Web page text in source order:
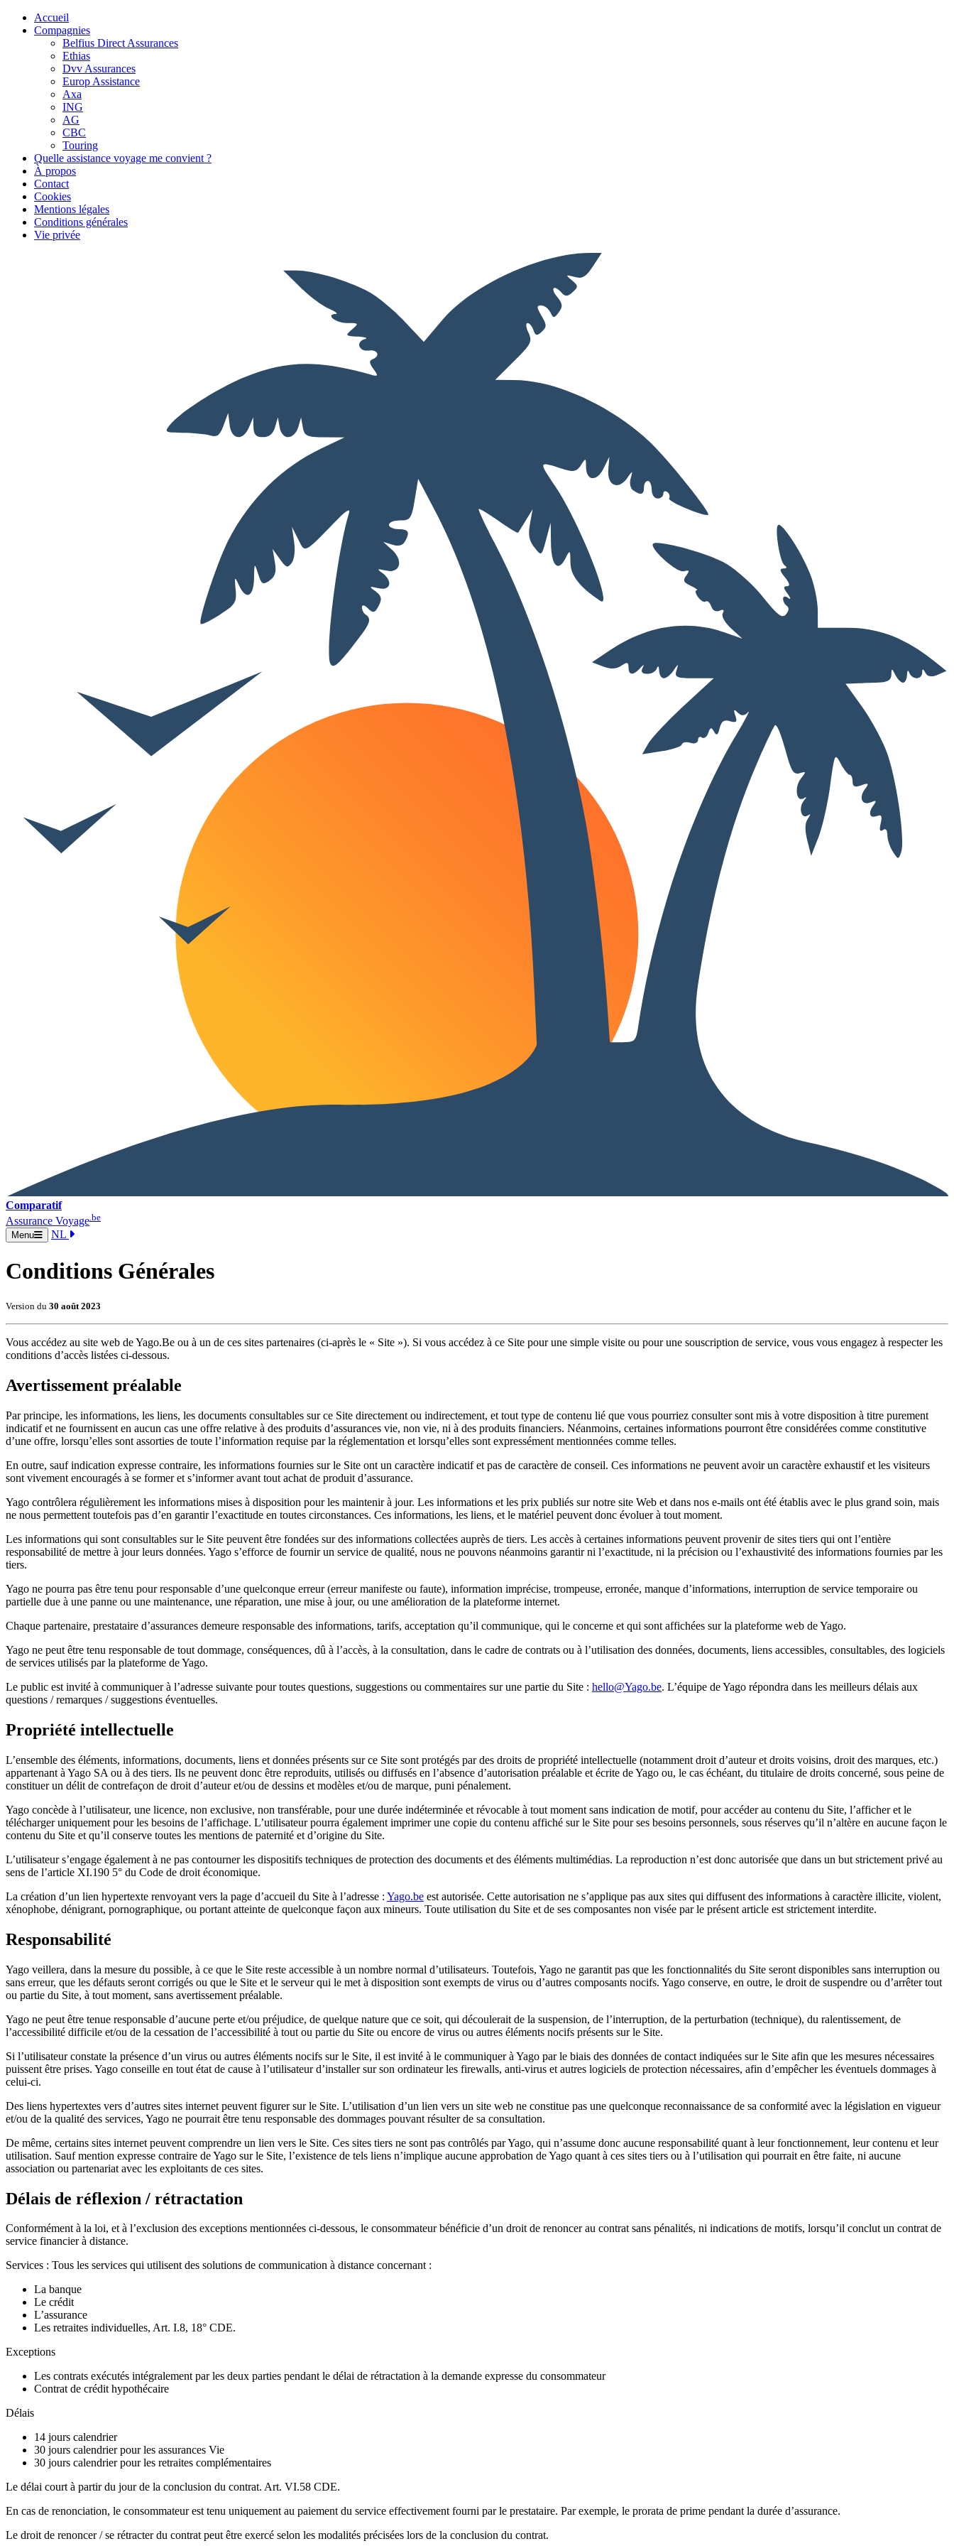
Accueil
Compagnies
Belfius Direct Assurances
Ethias
Dvv Assurances
Europ Assistance
Axa
ING
AG
CBC
Touring
Quelle assistance voyage me convient ?
À propos
Contact
Cookies
Mentions légales
Conditions générales
Vie privée
Comparatif
Assurance Voyage.be
Menu
NL
Conditions Générales
Version du 30 août 2023
Vous accédez au site web de Yago.Be ou à un de ces sites partenaires (ci-après le « Site »). Si vous accédez à ce Site pour une simple visite ou pour une souscription de service, vous vous engagez à respecter les
conditions d’accès listées ci-dessous.
Avertissement préalable
Par principe, les informations, les liens, les documents consultables sur ce Site directement ou indirectement, et tout type de contenu lié que vous pourriez consulter sont mis à votre disposition à titre purement
indicatif et ne fournissent en aucun cas une offre relative à des produits d’assurances vie, non vie, ni à des produits financiers. Néanmoins, certaines informations pourront être considérées comme constitutive
d’une offre, lorsqu’elles sont assorties de toute l’information requise par la réglementation et lorsqu’elles sont expressément mentionnées comme telles.
En outre, sauf indication expresse contraire, les informations fournies sur le Site ont un caractère indicatif et pas de caractère de conseil. Ces informations ne peuvent avoir un caractère exhaustif et les visiteurs
sont vivement encouragés à se former et s’informer avant tout achat de produit d’assurance.
Yago contrôlera régulièrement les informations mises à disposition pour les maintenir à jour. Les informations et les prix publiés sur notre site Web et dans nos e-mails ont été établis avec le plus grand soin, mais
ne nous permettent toutefois pas d’en garantir l’exactitude en toutes circonstances. Ces informations, les liens, et le matériel peuvent donc évoluer à tout moment.
Les informations qui sont consultables sur le Site peuvent être fondées sur des informations collectées auprès de tiers. Les accès à certaines informations peuvent provenir de sites tiers qui ont l’entière
responsabilité de mettre à jour leurs données. Yago s’efforce de fournir un service de qualité, nous ne pouvons néanmoins garantir ni l’exactitude, ni la précision ou l’exhaustivité des informations fournies par les
tiers.
Yago ne pourra pas être tenu pour responsable d’une quelconque erreur (erreur manifeste ou faute), information imprécise, trompeuse, erronée, manque d’informations, interruption de service temporaire ou
partielle due à une panne ou une maintenance, une réparation, une mise à jour, ou une amélioration de la plateforme internet.
Chaque partenaire, prestataire d’assurances demeure responsable des informations, tarifs, acceptation qu’il communique, qui le concerne et qui sont affichées sur la plateforme web de Yago.
Yago ne peut être tenu responsable de tout dommage, conséquences, dû à l’accès, à la consultation, dans le cadre de contrats ou à l’utilisation des données, documents, liens accessibles, consultables, des logiciels
de services utilisés par la plateforme de Yago.
Le public est invité à communiquer à l’adresse suivante pour toutes questions, suggestions ou commentaires sur une partie du Site : hello@Yago.be. L’équipe de Yago répondra dans les meilleurs délais aux
questions / remarques / suggestions éventuelles.
Propriété intellectuelle
L’ensemble des éléments, informations, documents, liens et données présents sur ce Site sont protégés par des droits de propriété intellectuelle (notamment droit d’auteur et droits voisins, droit des marques, etc.)
appartenant à Yago SA ou à des tiers. Ils ne peuvent donc être reproduits, utilisés ou diffusés en l’absence d’autorisation préalable et écrite de Yago ou, le cas échéant, du titulaire de droits concerné, sous peine de
constituer un délit de contrefaçon de droit d’auteur et/ou de dessins et modèles et/ou de marque, puni pénalement.
Yago concède à l’utilisateur, une licence, non exclusive, non transférable, pour une durée indéterminée et révocable à tout moment sans indication de motif, pour accéder au contenu du Site, l’afficher et le
télécharger uniquement pour les besoins de l’affichage. L’utilisateur pourra également imprimer une copie du contenu affiché sur le Site pour ses besoins personnels, sous réserves qu’il n’altère en aucune façon le
contenu du Site et qu’il conserve toutes les mentions de paternité et d’origine du Site.
L’utilisateur s’engage également à ne pas contourner les dispositifs techniques de protection des documents et des éléments multimédias. La reproduction n’est donc autorisée que dans un but strictement privé au
sens de l’article XI.190 5° du Code de droit économique.
La création d’un lien hypertexte renvoyant vers la page d’accueil du Site à l’adresse : Yago.be est autorisée. Cette autorisation ne s’applique pas aux sites qui diffusent des informations à caractère illicite, violent,
xénophobe, dénigrant, pornographique, ou portant atteinte de quelconque façon aux mineurs. Toute utilisation du Site et de ses composantes non visée par le présent article est strictement interdite.
Responsabilité
Yago veillera, dans la mesure du possible, à ce que le Site reste accessible à un nombre normal d’utilisateurs. Toutefois, Yago ne garantit pas que les fonctionnalités du Site seront disponibles sans interruption ou
sans erreur, que les défauts seront corrigés ou que le Site et le serveur qui le met à disposition sont exempts de virus ou d’autres composants nocifs. Yago conserve, en outre, le droit de suspendre ou d’arrêter tout
ou partie du Site, à tout moment, sans avertissement préalable.
Yago ne peut être tenue responsable d’aucune perte et/ou préjudice, de quelque nature que ce soit, qui découlerait de la suspension, de l’interruption, de la perturbation (technique), du ralentissement, de
l’accessibilité difficile et/ou de la cessation de l’accessibilité à tout ou partie du Site ou encore de virus ou autres éléments nocifs présents sur le Site.
Si l’utilisateur constate la présence d’un virus ou autres éléments nocifs sur le Site, il est invité à le communiquer à Yago par le biais des données de contact indiquées sur le Site afin que les mesures nécessaires
puissent être prises. Yago conseille en tout état de cause à l’utilisateur d’installer sur son ordinateur les firewalls, anti-virus et autres logiciels de protection nécessaires, afin d’empêcher les éventuels dommages à
celui-ci.
Des liens hypertextes vers d’autres sites internet peuvent figurer sur le Site. L’utilisation d’un lien vers un site web ne constitue pas une quelconque reconnaissance de sa conformité avec la législation en vigueur
et/ou de la qualité des services, Yago ne pourrait être tenu responsable des dommages pouvant résulter de sa consultation.
De même, certains sites internet peuvent comprendre un lien vers le Site. Ces sites tiers ne sont pas contrôlés par Yago, qui n’assume donc aucune responsabilité quant à leur fonctionnement, leur contenu et leur
utilisation. Sauf mention expresse contraire de Yago sur le Site, l’existence de tels liens n’implique aucune approbation de Yago quant à ces sites tiers ou à l’utilisation qui pourrait en être faite, ni aucune
association ou partenariat avec les exploitants de ces sites.
Délais de réflexion / rétractation
Conformément à la loi, et à l’exclusion des exceptions mentionnées ci-dessous, le consommateur bénéficie d’un droit de renoncer au contrat sans pénalités, ni indications de motifs, lorsqu’il conclut un contrat de
service financier à distance.
Services : Tous les services qui utilisent des solutions de communication à distance concernant :
La banque
Le crédit
L’assurance
Les retraites individuelles, Art. I.8, 18° CDE.
Exceptions
Les contrats exécutés intégralement par les deux parties pendant le délai de rétractation à la demande expresse du consommateur
Contrat de crédit hypothécaire
Délais
14 jours calendrier
30 jours calendrier pour les assurances Vie
30 jours calendrier pour les retraites complémentaires
Le délai court à partir du jour de la conclusion du contrat. Art. VI.58 CDE.
En cas de renonciation, le consommateur est tenu uniquement au paiement du service effectivement fourni par le prestataire. Par exemple, le prorata de prime pendant la durée d’assurance.
Le droit de renoncer / se rétracter du contrat peut être exercé selon les modalités précisées lors de la conclusion du contrat.